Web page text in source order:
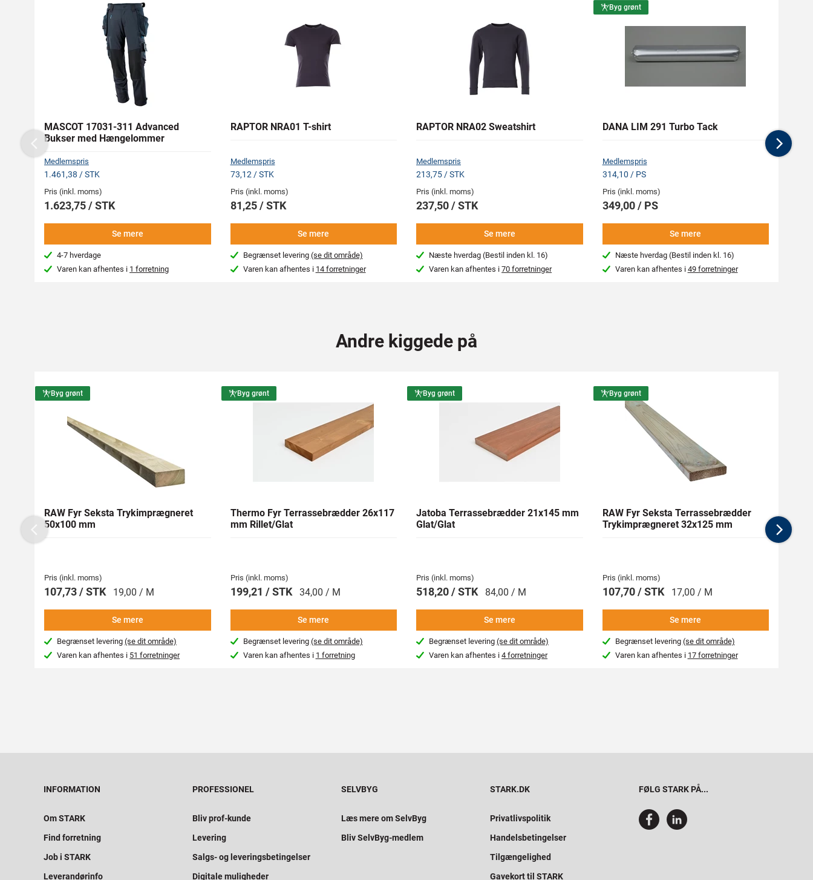
MASCOT 17031-311 Advanced
Bukser med Hængelommer
Medlemspris
1.461,38 / STK
Pris (inkl. moms)
1.623,75 / STK
Se mere
4-7 hverdage
Varen kan afhentes i 1 forretning
RAPTOR NRA01 T-shirt
Medlemspris
73,12 / STK
Pris (inkl. moms)
81,25 / STK
Se mere
Begrænset levering (se dit område)
Varen kan afhentes i 14 forretninger
RAPTOR NRA02 Sweatshirt
Medlemspris
213,75 / STK
Pris (inkl. moms)
237,50 / STK
Se mere
Næste hverdag (Bestil inden kl. 16)
Varen kan afhentes i70 forretninger
Byg grønt
DANA LIM 291 Turbo Tack
Medlemspris
314,10 / PS
Pris (inkl. moms)
349,00 / PS
Se mere
Næste hverdag (Bestil inden kl. 16)
Varen kan afhentes i 49 forretninger
Previous
Andre kiggede på
Byg grønt
RAW Fyr Seksta Trykimprægneret
50x100 mm
Pris (inkl. moms)
107,73 / STK 19,00 / M
Se mere
Begrænset levering(se dit område)
Varen kan afhentes i 51 forretninger
Byg grønt
Thermo Fyr Terrassebrædder 26x117
mm Rillet/Glat
Pris (inkl. moms)
199,21 / STK 34,00 / M
Se mere
Begrænset levering (se dit område)
Varen kan afhentes i 1 forretning
Byg grønt
Jatoba Terrassebrædder 21x145 mm
Glat/Glat
Pris (inkl. moms)
518,20 / STK 84,00 / M
Se mere
Begrænset levering(se dit område)
Varen kan afhentes i4 forretninger
Byg grønt
RAW Fyr Seksta Terrassebrædder
Trykimprægneret 32x125 mm
Pris (inkl. moms)
107,70 / STK 17,00 / M
Se mere
Begrænset levering (se dit område)
Varen kan afhentes i 17 forretninger
mm
Previous
INFORMATION
Om STARK
Find forretning
Job i STARK
Leverandørinfo
PROFESSIONEL
Bliv prof-kunde
Levering
Salgs- og leveringsbetingelser
Digitale muligheder
SELVBYG
Læs mere om SelvByg
Bliv SelvByg-medlem
STARK.DK
Privatlivspolitik
Handelsbetingelser
Tilgængelighed
Gavekort til STARK
FØLG STARK PÅ...